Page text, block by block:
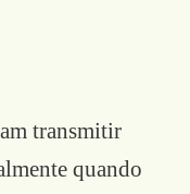
transmitir
quando